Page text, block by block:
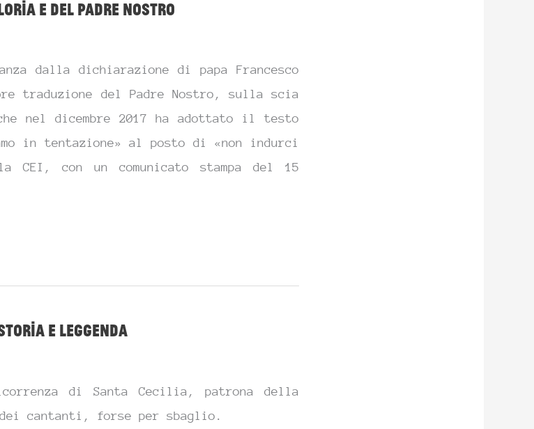
e del Padre Nostro
dalla dichiarazione di papa Francesco
traduzione del Padre Nostro, sulla scia
nel dicembre 2017 ha adottato il testo
in tentazione» al posto di «non indurci
CEI, con un comunicato stampa del 15
e leggenda
di Santa Cecilia, patrona della
cantanti, forse per sbaglio.